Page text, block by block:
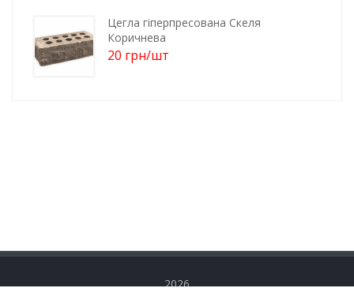
Цегла гіперпресована Скеля
Коричнева
20 грн/шт
2026